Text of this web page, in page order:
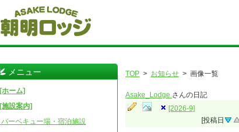
TOP > お知らせ > 画像一覧
Asake_Lodge さんの日記
[2026-9]
[投稿日
メニュー
[ホーム]
[施設案内]
バーベキュー場・宿泊施設